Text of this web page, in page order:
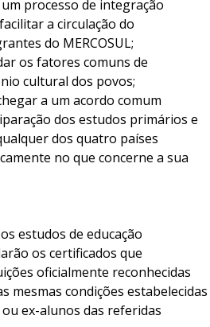
processo de integração
a circulação do
do MERCOSUL;
os fatores comuns de
cultural dos povos;
a um acordo comum
dos estudos primários e
dos quatro países
no que concerne a sua
estudos de educação
os certificados que
oficialmente reconhecidas
mesmas condições estabelecidas
ex-alunos das referidas